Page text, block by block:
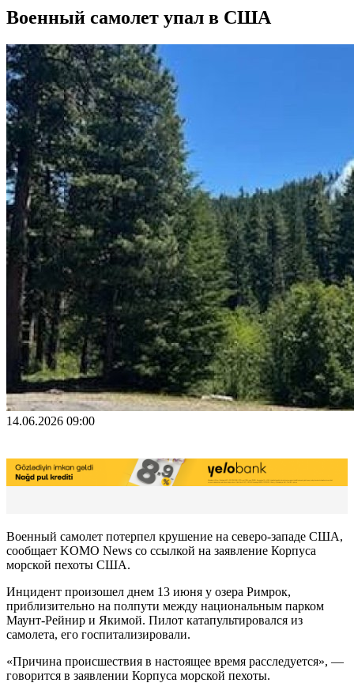
Военный самолет упал в США
14.06.2026 09:00
Военный самолет потерпел крушение на северо-западе США,
сообщает KOMO News со ссылкой на заявление Корпуса
морской пехоты США.
Инцидент произошел днем 13 июня у озера Римрок,
приблизительно на полпути между национальным парком
Маунт-Рейнир и Якимой. Пилот катапультировался из
самолета, его госпитализировали.
«Причина происшествия в настоящее время расследуется», —
говорится в заявлении Корпуса морской пехоты.